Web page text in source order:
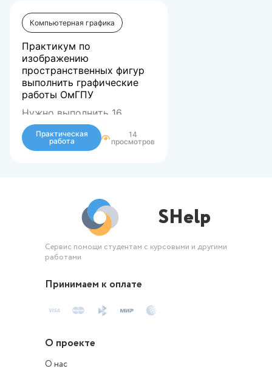
Компьютерная графика
Практикум по
изображению
пространственных фигур
выполнить графические
работы ОмГПУ
Нужно выполнить 16
заданийпо дисциплине
Практикум по
изображению
Практическая
работа
14
просмотров
SHelp
Сервис помощи студентам с курсовыми и другими
работами
Принимаем к оплате
О проекте
О нас